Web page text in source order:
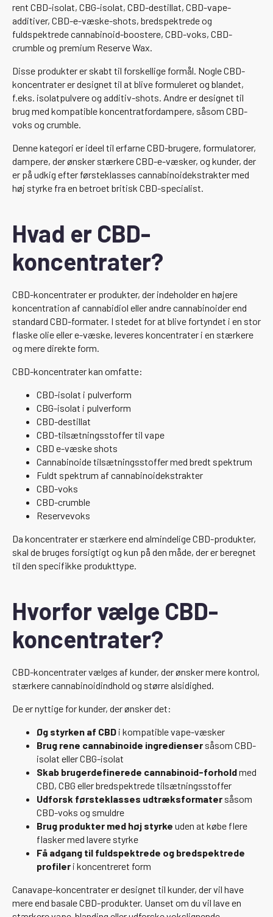
rent CBD-isolat, CBG-isolat, CBD-destillat, CBD-vape-
additiver, CBD-e-væske-shots, bredspektrede og
fuldspektrede cannabinoid-boostere, CBD-voks, CBD-
crumble og premium Reserve Wax.
Disse produkter er skabt til forskellige formål. Nogle CBD-
koncentrater er designet til at blive formuleret og blandet,
f.eks. isolatpulvere og additiv-shots. Andre er designet til
brug med kompatible koncentratfordampere, såsom CBD-
voks og crumble.
Denne kategori er ideel til erfarne CBD-brugere, formulatorer,
dampere, der ønsker stærkere CBD-e-væsker, og kunder, der
er på udkig efter førsteklasses cannabinoidekstrakter med
høj styrke fra en betroet britisk CBD-specialist.
Hvad er CBD-
koncentrater?
CBD-koncentrater er produkter, der indeholder en højere
koncentration af cannabidiol eller andre cannabinoider end
standard CBD-formater. I stedet for at blive fortyndet i en stor
flaske olie eller e-væske, leveres koncentrater i en stærkere
og mere direkte form.
CBD-koncentrater kan omfatte:
CBD-isolat i pulverform
CBG-isolat i pulverform
CBD-destillat
CBD-tilsætningsstoffer til vape
CBD e-væske shots
Cannabinoide tilsætningsstoffer med bredt spektrum
Fuldt spektrum af cannabinoidekstrakter
CBD-voks
CBD-crumble
Reservevoks
Da koncentrater er stærkere end almindelige CBD-produkter,
skal de bruges forsigtigt og kun på den måde, der er beregnet
til den specifikke produkttype.
Hvorfor vælge CBD-
koncentrater?
CBD-koncentrater vælges af kunder, der ønsker mere kontrol,
stærkere cannabinoidindhold og større alsidighed.
De er nyttige for kunder, der ønsker det:
Øg styrken af CBD i kompatible vape-væsker
Brug rene cannabinoide ingredienser såsom CBD-
isolat eller CBG-isolat
Skab brugerdefinerede cannabinoid-forholdmed
CBD, CBG eller bredspektrede tilsætningsstoffer
Udforsk førsteklasses udtræksformater såsom
CBD-voks og smuldre
Brug produkter med høj styrke uden at købe flere
flasker med lavere styrke
Få adgang til fuldspektrede og bredspektrede
profiler i koncentreret form
Canavape-koncentrater er designet til kunder, der vil have
mere end basale CBD-produkter. Uanset om du vil lave en